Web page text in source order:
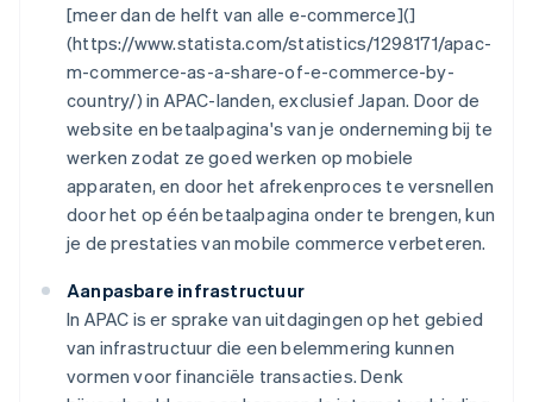
[meer dan de helft van alle e-commerce](]
(https://www.statista.com/statistics/1298171/apac-
m-commerce-as-a-share-of-e-commerce-by-
country/) in APAC-landen, exclusief Japan. Door de
website en betaalpagina's van je onderneming bij te
werken zodat ze goed werken op mobiele
apparaten, en door het afrekenproces te versnellen
door het op één betaalpagina onder te brengen, kun
je de prestaties van mobile commerce verbeteren.
Aanpasbare infrastructuur
In APAC is er sprake van uitdagingen op het gebied
van infrastructuur die een belemmering kunnen
vormen voor financiële transacties. Denk